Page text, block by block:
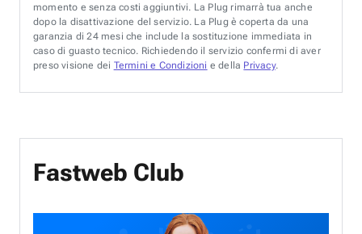
momento e senza costi aggiuntivi. La Plug rimarrà tua anche
dopo la disattivazione del servizio. La Plug è coperta da una
garanzia di 24 mesi che include la sostituzione immediata in
caso di guasto tecnico. Richiedendo il servizio confermi di aver
preso visione dei Termini e Condizioni e della Privacy.
Fastweb Club